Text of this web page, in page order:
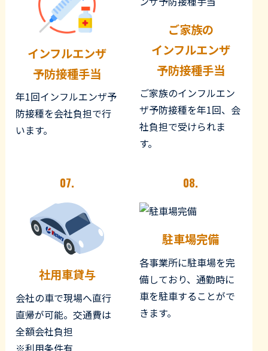
インフルエンザ
予防接種手当
年1回インフルエンザ予
防接種を会社負担で行
います。
ご家族の
インフルエンザ
予防接種手当
ご家族のインフルエン
ザ予防接種を年1回、会
社負担で受けられま
す。
07.
社用車貸与
会社の車で現場へ直行
直帰が可能。交通費は
全額会社負担
※利用条件有
08.
駐車場完備
各事業所に駐車場を完
備しており、通勤時に
車を駐車することがで
きます。